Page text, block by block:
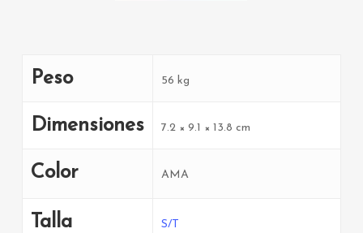
Peso 56 kg
Dimensiones 7.2 × 9.1 × 13.8 cm
Color AMA
Talla S/T